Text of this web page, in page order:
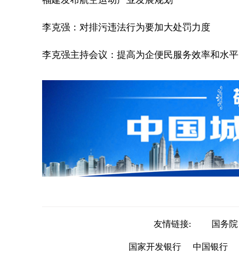
李克强：对排污违法行为要加大处罚力度
李克强主持会议：提高为企便民服务效率和水平
友情链接: 国务院
国家开发银行 中国银行